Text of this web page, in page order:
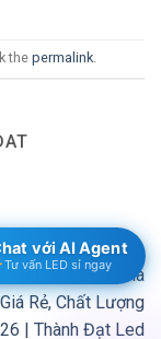
the permalink.
Đèn LED Nhà
Rẻ, Chất Lượng
| Thành Đạt Led
với AI Agent
Tư vấn LED sỉ ngay